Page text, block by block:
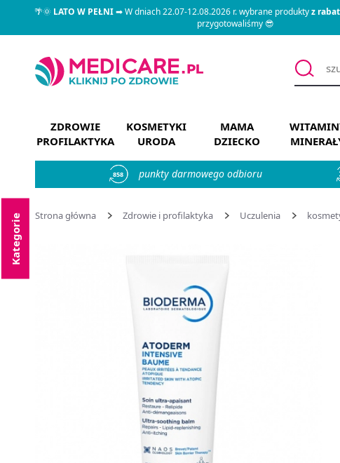
🌴🌞LATO W PEŁNI➡ W dniach 22.07-12.08.2026 r. wybrane produktyz
przygotowaliśmy 😎
ZDROWIE
PROFILAKTYKA
KOSMETYKI
URODA
MAMA
DZIECKO
858 punkty darmowego odbioru
Strona główna Zdrowie i profilaktyka Uczulenia
Kategorie